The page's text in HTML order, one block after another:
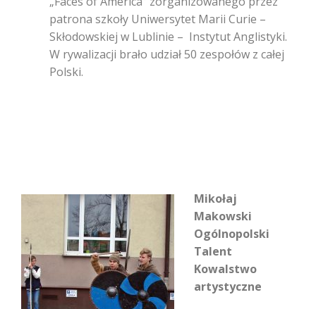
patrona szkoły Uniwersytet Marii Curie –
Skłodowskiej w Lublinie – Instytut Anglistyki.
W rywalizacji brało udział 50 zespołów z całej
Polski.
Mikołaj
Makowski
Ogólnopolski
Talent
Kowalstwo
artystyczne